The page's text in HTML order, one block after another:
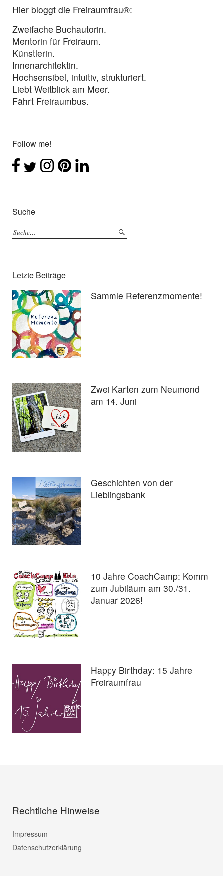
Hier bloggt die Freiraumfrau®:
Zweifache Buchautorin.
Mentorin für Freiraum.
Künstlerin.
Innenarchitektin.
Hochsensibel, intuitiv, strukturiert.
Liebt Weitblick am Meer.
Fährt Freiraumbus.
Follow me!
Suche
Letzte Beiträge
Sammle Referenzmomente!
Zwei Karten zum Neumond
am 14. Juni
Geschichten von der
Lieblingsbank
10 Jahre CoachCamp: Komm
zum Jubiläum am 30./31.
Januar 2026!
Happy Birthday: 15 Jahre
Freiraumfrau
Rechtliche Hinweise
Impressum
Datenschutzerklärung